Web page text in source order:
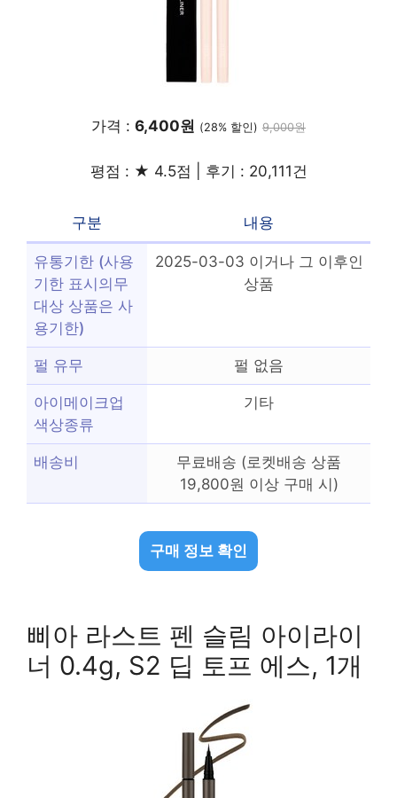
가격 : 6,400원 (28% 할인) 9,000원
평점 : ★ 4.5점 | 후기 : 20,111건
구분 내용
유통기한 (사용
기한 표시의무
대상 상품은 사
용기한)
2025-03-03 이거나 그 이후인
상품
펄 유무 펄 없음
아이메이크업
색상종류
기타
배송비
무료배송 (로켓배송 상품
19,800원 이상 구매 시)
구매 정보 확인
삐아 라스트 펜 슬림 아이라이
너 0.4g, S2 딥 토프 에스, 1개